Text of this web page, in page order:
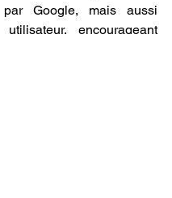
par Google, mais aussi
utilisateur, encourageant